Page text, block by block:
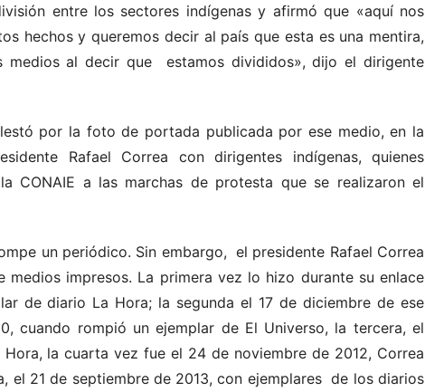
entre los sectores indígenas y afirmó que «aquí nos
hechos y queremos decir al país que esta es una mentira,
medios al decir que estamos divididos», dijo el dirigente
por la foto de portada publicada por ese medio, en la
Rafael Correa con dirigentes indígenas, quienes
CONAIE a las marchas de protesta que se realizaron el
un periódico. Sin embargo, el presidente Rafael Correa
medios impresos. La primera vez lo hizo durante su enlace
de diario La Hora; la segunda el 17 de diciembre de ese
cuando rompió un ejemplar de El Universo, la tercera, el
la cuarta vez fue el 24 de noviembre de 2012, Correa
el 21 de septiembre de 2013, con ejemplares de los diarios